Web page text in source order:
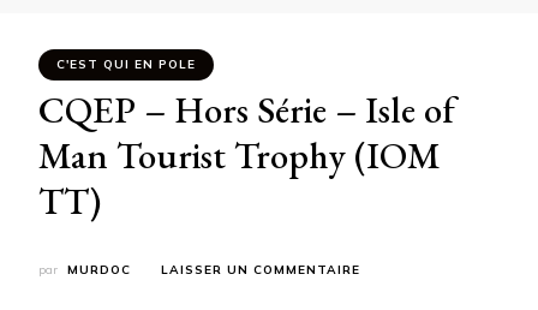
C'EST QUI EN POLE
CQEP – Hors Série – Isle of
Man Tourist Trophy (IOM
TT)
par MURDOC LAISSER UN COMMENTAIRE